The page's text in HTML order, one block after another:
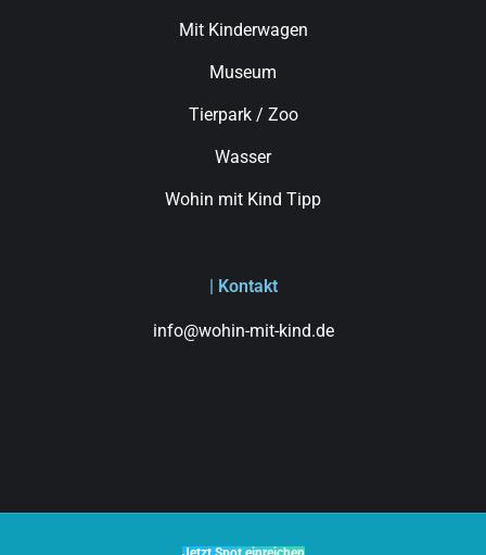
Mit Kinderwagen
Museum
Tierpark / Zoo
Wasser
Wohin mit Kind Tipp
| Kontakt
info@wohin-mit-kind.de